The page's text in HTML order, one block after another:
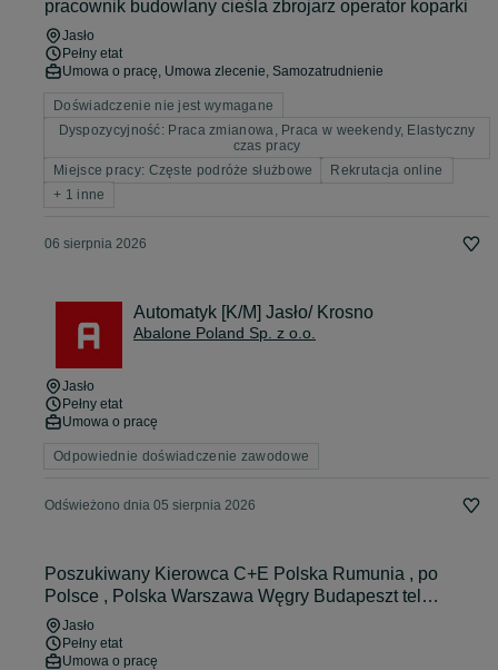
pracownik budowlany cieśla zbrojarz operator koparki
Jasło
Pełny etat
Umowa o pracę, Umowa zlecenie, Samozatrudnienie
Doświadczenie nie jest wymagane
Dyspozycyjność: Praca zmianowa, Praca w weekendy, Elastyczny
czas pracy
Miejsce pracy: Częste podróże służbowe
Rekrutacja online
+ 1 inne
06 sierpnia 2026
Automatyk [K/M] Jasło/ Krosno
Abalone Poland Sp. z o.o.
Jasło
Pełny etat
Umowa o pracę
Odpowiednie doświadczenie zawodowe
Odświeżono dnia 05 sierpnia 2026
Poszukiwany Kierowca C+E Polska Rumunia , po
Polsce , Polska Warszawa Węgry Budapeszt tel
530495370
Jasło
Pełny etat
Umowa o pracę